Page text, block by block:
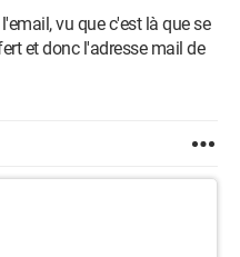
vu que c'est là que se
et donc l'adresse mail de